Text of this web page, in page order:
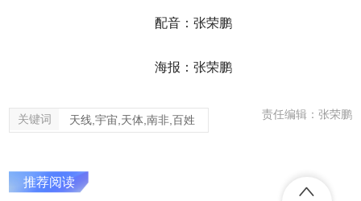
配音：张荣鹏
海报：张荣鹏
关键词 天线,宇宙,天体,南非,百姓 责任编辑：张荣鹏
推荐阅读